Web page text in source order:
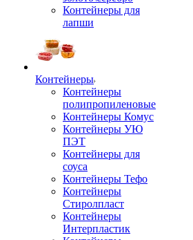
Контейнеры для
лапши
Контейнеры
Контейнеры
полипропиленовые
Контейнеры Комус
Контейнеры УЮ
ПЭТ
Контейнеры для
соуса
Контейнеры Тефо
Контейнеры
Стиролпласт
Контейнеры
Интерпластик